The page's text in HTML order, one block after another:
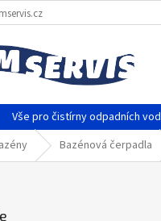
Vše pro čistírny odpadních vod
Bazénová čerpadla